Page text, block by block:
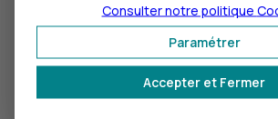
Externalisez la gestion des
association et maîtrisez
Accepter et Fermer
Paramétrer
Consulter notre politique